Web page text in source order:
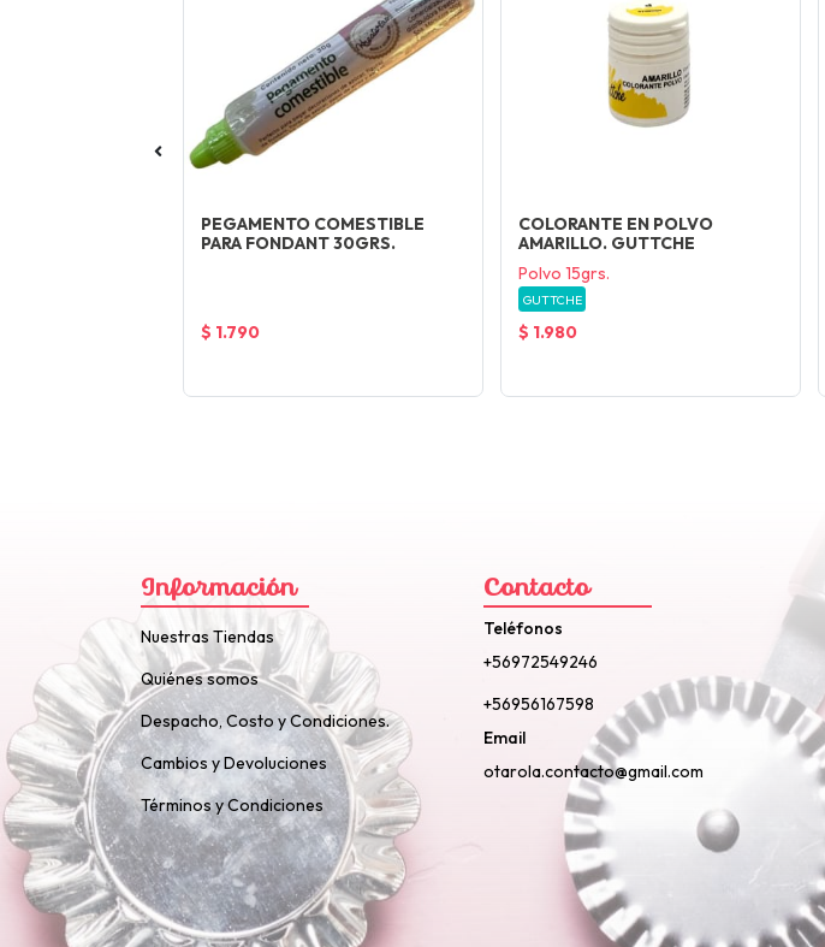
PEGAMENTO COMESTIBLE
PARA FONDANT 30GRS.
$ 1.790
COLORANTE EN POLVO
AMARILLO. GUTTCHE
Polvo 15grs.
GUTTCHE
$ 1.980
Información
Nuestras Tiendas
Quiénes somos
Despacho, Costo y Condiciones.
Cambios y Devoluciones
Términos y Condiciones
Contacto
Teléfonos
+56972549246
+56956167598
Email
otarola.contacto@gmail.com